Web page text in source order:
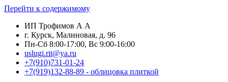
Перейти к содержимому
ИП Трофимов А А
г. Курск, Малиновая, д. 96
Пн-Сб 8:00-17:00, Вс 9:00-16:00
uslugi.rit@ya.ru
+7(910)731-01-24
+7(919)132-88-89 - облицовка плиткой